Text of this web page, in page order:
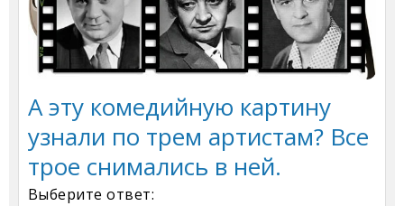
А эту комедийную картину
узнали по трем артистам? Все
трое снимались в ней.
Выберите ответ: